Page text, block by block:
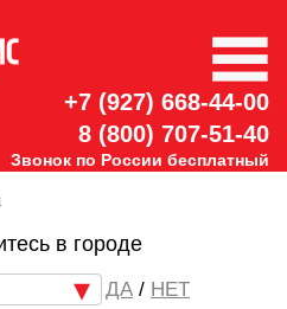
+7 (927) 668-44-00
8 (800) 707-51-40
Звонок по России бесплатный
в городе
/ НЕТ